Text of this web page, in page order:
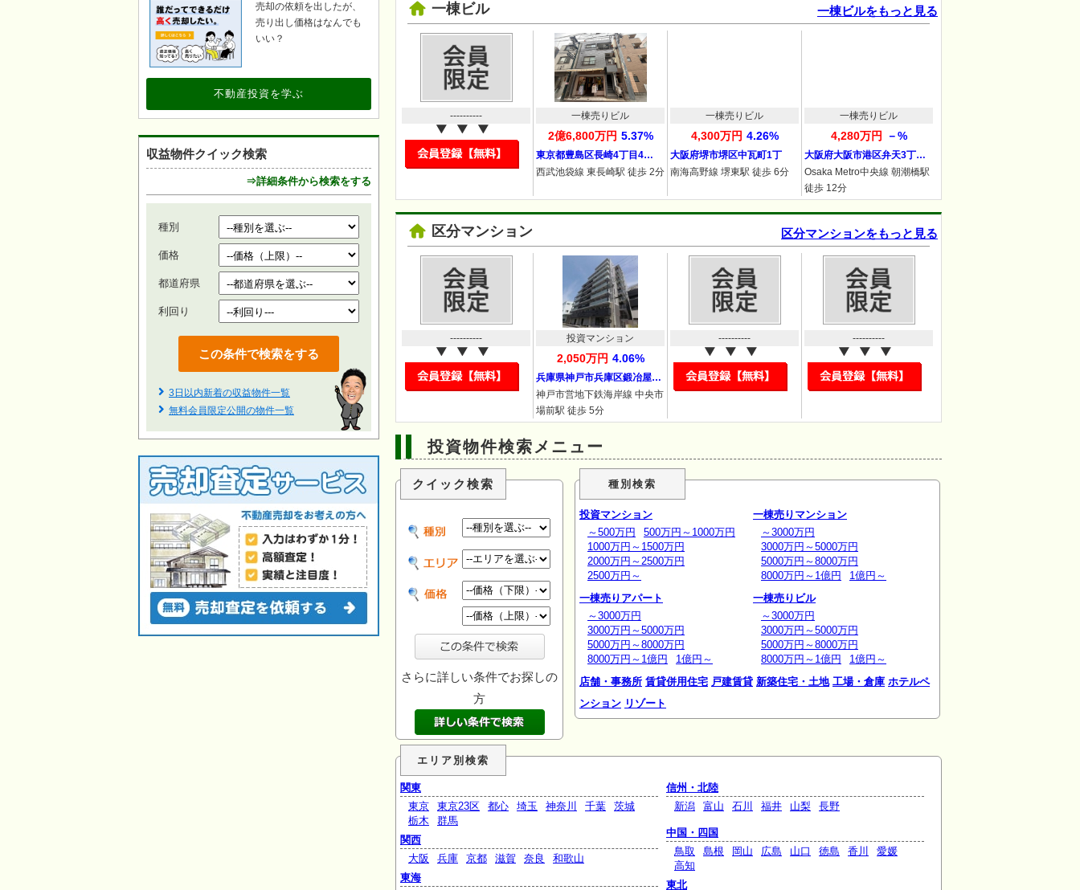
一棟ビル 一棟ビルをもっと見る
----------
東京都豊島区長崎4丁目4…
一棟売りビル
2億6,800万円 5.37%
西武池袋線 東長崎駅 徒歩 2分
大阪府堺市堺区中瓦町1丁
一棟売りビル
4,300万円 4.26%
南海高野線 堺東駅 徒歩 6分
大阪府大阪市港区弁天3丁…
一棟売りビル
4,280万円 －%
Osaka Metro中央線 朝潮橋駅
徒歩 12分
区分マンション 区分マンションをもっと見る
----------
兵庫県神戸市兵庫区鍛冶屋…
投資マンション
2,050万円 4.06%
神戸市営地下鉄海岸線 中央市
場前駅 徒歩 5分
---------- ----------
投資物件検索メニュー
クイック検索
さらに詳しい条件でお探しの
方
種別検索
投資マンション
～500万円
500万円～1000万円
1000万円～1500万円
2000万円～2500万円
2500万円～
一棟売りアパート
～3000万円
3000万円～5000万円
5000万円～8000万円
8000万円～1億円
1億円～
一棟売りマンション
～3000万円
3000万円～5000万円
5000万円～8000万円
8000万円～1億円
1億円～
一棟売りビル
～3000万円
3000万円～5000万円
5000万円～8000万円
8000万円～1億円
1億円～
店舗・事務所 賃貸併用住宅 戸建賃貸 新築住宅・土地 工場・倉庫 ホテルペ
ンション リゾート
エリア別検索
関東
東京
東京23区 都心 埼玉 神奈川 千葉
茨城
栃木
群馬
関西
大阪
兵庫 京都 滋賀 奈良
和歌山
東海
信州・北陸
新潟
富山 石川 福井 山梨 長野
中国・四国
鳥取
島根 岡山 広島 山口 徳島 香川
愛媛
高知
東北
売却の依頼を出したが、
売り出し価格はなんでも
いい？
不動産投資を学ぶ
収益物件クイック検索
⇒詳細条件から検索をする
種別
価格
都道府県
利回り
3日以内新着の収益物件一覧
無料会員限定公開の物件一覧